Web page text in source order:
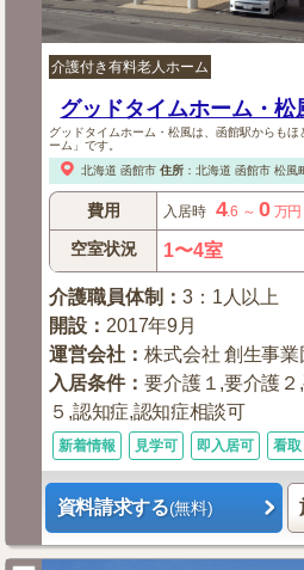
介護付き有料老人ホーム
グッドタイムホーム・松
グッドタイムホーム・松風は、函館駅からも
ーム」です。
北海道 函館市 住所： 北海道 函館市松風
費用 入居時 4.6 ～0 万円
空室状況 1〜4室
介護職員体制 ：3：1人以上
開設 ： 2017年9月
運営会社 ：株式会社 創生事業
入居条件：要介護１,要介護
５,認知症,認知症相談可
新着情報 見学可 即入居可 看
資料請求する(無料)